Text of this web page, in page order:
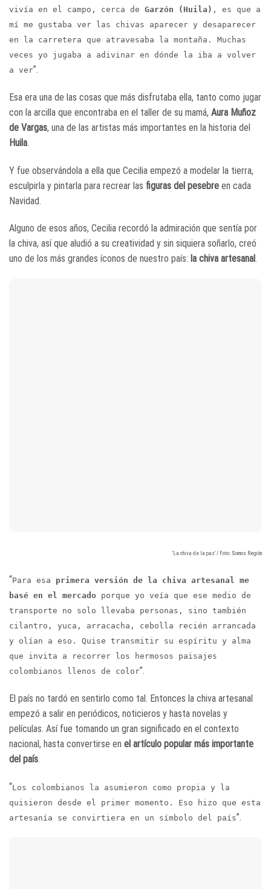
vivía en el campo, cerca de Garzón (Huila) , es que a
mí me gustaba ver las chivas aparecer y desaparecer
en la carretera que atravesaba la montaña. Muchas
veces yo jugaba a adivinar en dónde la iba a volver
a ver”.
Esa era una de las cosas que más disfrutaba ella, tanto como jugar
con la arcilla que encontraba en el taller de su mamá, Aura Muñoz
de Vargas, una de las artistas más importantes en la historia del
Huila.
Y fue observándola a ella que Cecilia empezó a modelar la tierra,
esculpirla y pintarla para recrear las figuras del pesebre en cada
Navidad.
Alguno de esos años, Cecilia recordó la admiración que sentía por
la chiva, así que aludió a su creatividad y sin siquiera soñarlo, creó
uno de los más grandes íconos de nuestro país: la chiva artesanal.
‘La chiva de la paz’ / Foto: Somos Región
“Para esa primera versión de la chiva artesanal me
basé en el mercado porque yo veía que ese medio de
transporte no solo llevaba personas, sino también
cilantro, yuca, arracacha, cebolla recién arrancada
y olían a eso. Quise transmitir su espíritu y alma
que invita a recorrer los hermosos paisajes
colombianos llenos de color”.
El país no tardó en sentirlo como tal. Entonces la chiva artesanal
empezó a salir en periódicos, noticieros y hasta novelas y
películas. Así fue tomando un gran significado en el contexto
nacional, hasta convertirse en el artículo popular más importante
del país.
“Los colombianos la asumieron como propia y la
quisieron desde el primer momento. Eso hizo que esta
artesanía se convirtiera en un símbolo del país”.